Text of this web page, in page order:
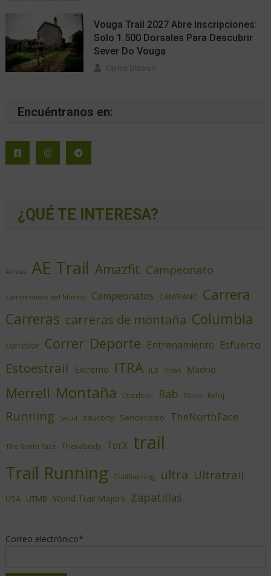
Vouga Trail 2027 Abre Inscripciones:
Solo 1.500 Dorsales Para Descubrir
Sever Do Vouga
Carlos Ultrarun
Encuéntranos en:
¿QUÉ TE INTERESA?
Adidas AE Trail Amazfit Campeonato
Campeonato del Mundo Campeonatos CANFRANC
Carrera
Carreras carreras de montaña Columbia
corredor Correr Deporte Entrenamiento Esfuerzo
Estoestrail Extremo ITRA JLB Kilian Madrid
Merrell Montaña Outdoor Rab Radio Reloj
Running Salud saucony Senderismo TheNorthFace
The North Face Therabody TorX trail
Trail Running TrailRunning ultra Ultratrail
USA UTMB World Trail Majors Zapatillas
Correo electrónico*